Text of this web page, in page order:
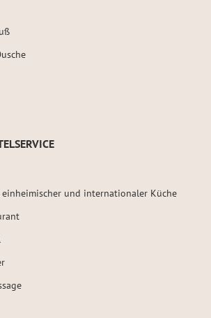
einheimischer und internationaler Küche